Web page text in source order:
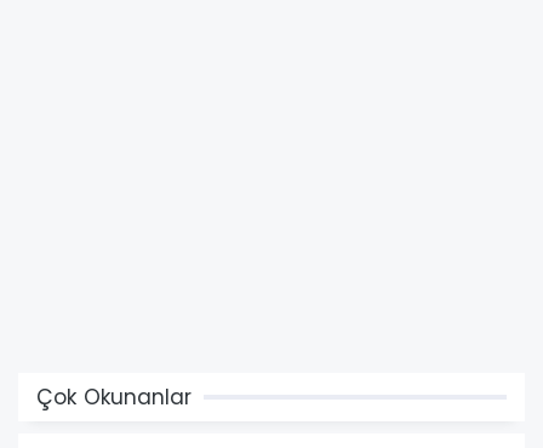
Çok Okunanlar